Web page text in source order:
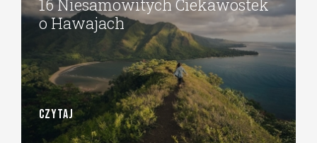
16 Niesamowitych Ciekawostek
o Hawajach
CZYTAJ